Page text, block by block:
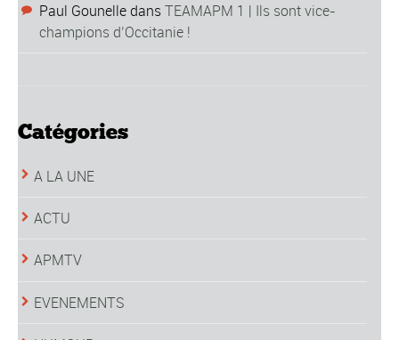
Paul Gounelle dansTEAMAPM 1 | Ils sont vice-
champions d’Occitanie !
Catégories
A LA UNE
ACTU
APMTV
EVENEMENTS